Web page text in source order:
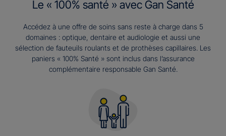
Le « 100% santé » avec Gan Santé
Accédez à une offre de soins sans reste à charge dans 5
domaines : optique, dentaire et audiologie et aussi une
sélection de fauteuils roulants et de prothèses capillaires. Les
paniers « 100% Santé » sont inclus dans l’assurance
complémentaire responsable Gan Santé.